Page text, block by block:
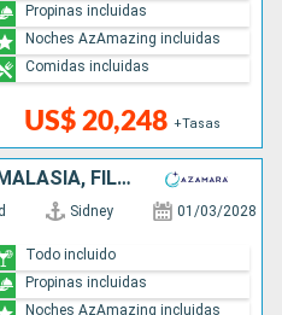
US$ 20,248 +Tasas
Propinas incluidas
Noches AzAmazing incluidas
Comidas incluidas
AUSTRALIA, INDONESIA, MALASIA, FILIPINAS, CHINA, VIETNAM, TAILANDIA, SINGAPUR, SRI LANKA, INDIA, MALDIVAS, MAURICE, FRANCIA, MADAGASCAR, SUDAFRICA
Sidney 01/03/2028
Todo incluido
Propinas incluidas
Noches AzAmazing incluidas